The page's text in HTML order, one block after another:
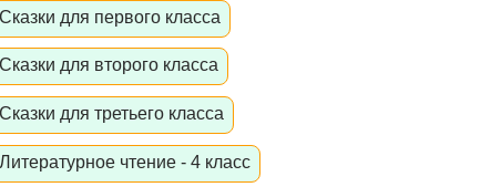
Сказки для первого класса
Сказки для второго класса
Сказки для третьего класса
Литературное чтение - 4 класс